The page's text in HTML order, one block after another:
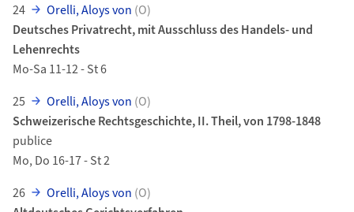
24
Orelli, Aloys von (O)
Deutsches Privatrecht, mit Ausschluss des Handels- und
Lehenrechts
Mo-Sa 11-12 - St 6
25
Orelli, Aloys von (O)
Schweizerische Rechtsgeschichte, II. Theil, von 1798-1848
publice
Mo, Do 16-17 - St 2
26
Orelli, Aloys von (O)